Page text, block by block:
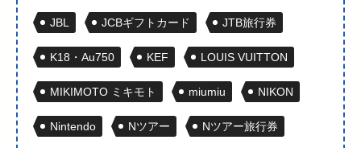
JBL JCBギフトカード JTB旅行券
K18・Au750 KEF LOUIS VUITTON
MIKIMOTO ミキモト miumiu NIKON
Nintendo Nツアー Nツアー旅行券